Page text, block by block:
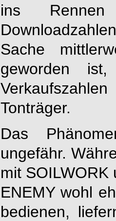
ins
Sache
geworden
Tonträger.
Das
ungefähr.
mit SOILWORK
ENEMY wohl
bedienen,